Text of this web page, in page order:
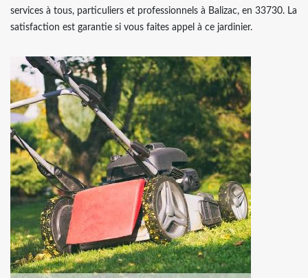
services à tous, particuliers et professionnels à Balizac, en 33730. La
satisfaction est garantie si vous faites appel à ce jardinier.